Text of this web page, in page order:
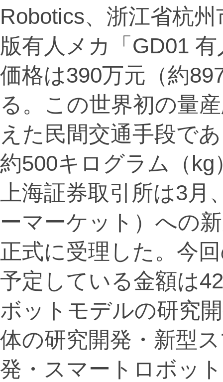
Robotics、浙江省杭
版有人メカ「GD01
価格は390万元（約
る。この世界初の量
えた民間交通手段で
約500キログラム（kg
上海証券取引所は3
ーマーケット）への
正式に受理した。今
予定している金額は
ボットモデルの研究
体の研究開発・新型
発・スマートロボッ